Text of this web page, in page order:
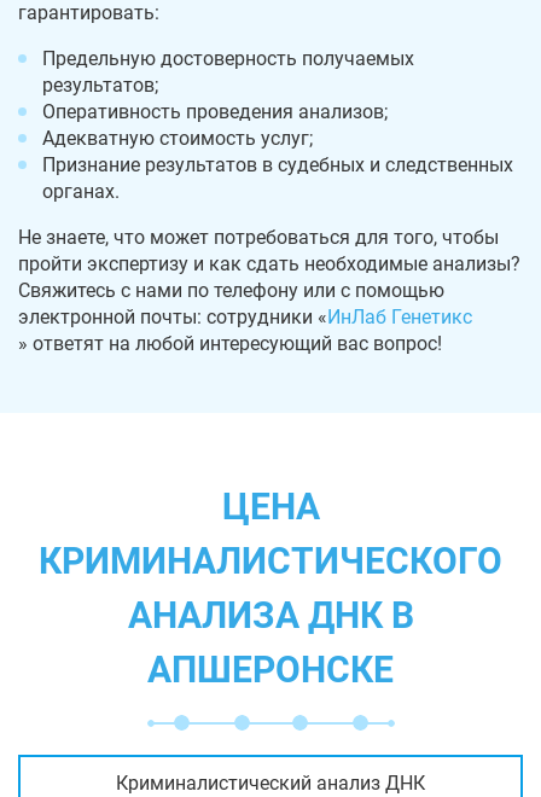
гарантировать:
Предельную достоверность получаемых
результатов;
Оперативность проведения анализов;
Адекватную стоимость услуг;
Признание результатов в судебных и следственных
органах.
Не знаете, что может потребоваться для того, чтобы
пройти экспертизу и как сдать необходимые анализы?
Свяжитесь с нами по телефону или с помощью
электронной почты: сотрудники « ИнЛаб Генетикс
» ответят на любой интересующий вас вопрос!
ЦЕНА
КРИМИНАЛИСТИЧЕСКОГО
АНАЛИЗА ДНК В
АПШЕРОНСКЕ
Криминалистический анализ ДНК